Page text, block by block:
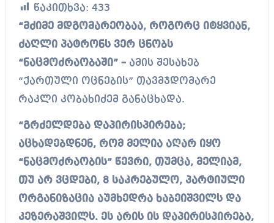
წაკითხვა: 433
“მძიმე მდგომარეობაა, როგორც იტყვიან,
ძაღლი პატრონს ვერ ცნობს
“ნაცმოძრაობაში” –ამის შესახებ
“ქართული ოცნების” თავმჯდომარე
რაკლი კობახიძემ განაცხადა.
“გრძელდება დაპირისპირება;
აცხადებდნენ, რომ მელია აღარ იყო
“ნაცმოძრაობის” წევრი, თუმცა, მელიამ,
თუ არ ვცდები, 8 საკრებულო, პარტიული
ორგანიზაცია აუმხედრა ხაბეიშვილს და
კეზერაშვილს. ეს არის ის დაპირისპირება,